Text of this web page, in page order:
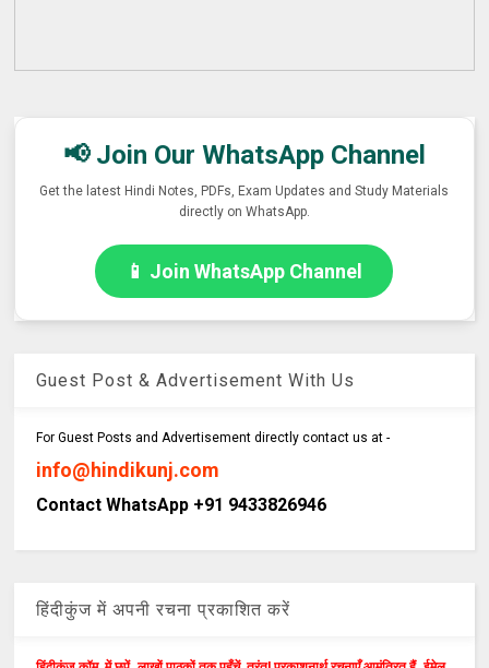
📢 Join Our WhatsApp Channel
Get the latest Hindi Notes, PDFs, Exam Updates and Study Materials
directly on WhatsApp.
📱 Join WhatsApp Channel
Guest Post & Advertisement With Us
For Guest Posts and Advertisement directly contact us at -
info@hindikunj.com
Contact WhatsApp +91 9433826946
हिंदीकुंज में अपनी रचना प्रकाशित करें